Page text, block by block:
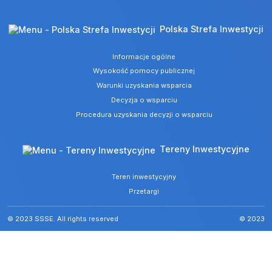
Polska Strefa Inwestycji
Informacje ogólne
Wysokość pomocy publicznej
Warunki uzyskania wsparcia
Decyzja o wsparciu
Procedura uzyskania decyzji o wsparciu
Tereny Inwestycyjne
Teren inwestycyjny
Przetargi
© 2023 SSSE. All rights reserved © 2023